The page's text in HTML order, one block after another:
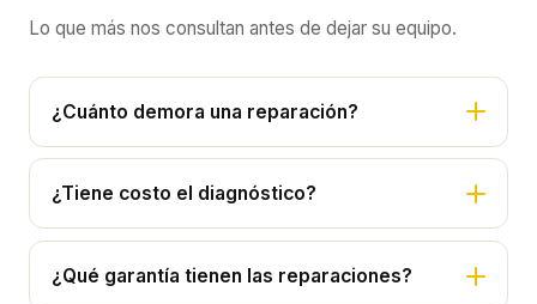
Lo que más nos consultan antes de dejar su equipo.
¿Cuánto demora una reparación?
¿Tiene costo el diagnóstico?
¿Qué garantía tienen las reparaciones?